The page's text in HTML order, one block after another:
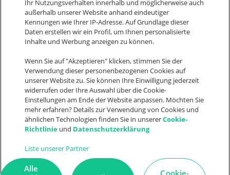
Nimm Kontakt auf
Let's connect
F
a
c
e
b
o
o
k
I
n
s
t
a
g
r
a
L
i
n
k
e
d
i
n
Y
o
u
t
u
b
Suche
© 2026
weclapp
AGB
Datenschutz
Impressum
Cookie
Ihr Nutzungsverhalten innerhalb und möglicherweise auch
außerhalb unserer Website anhand eindeutiger
Kennungen wie Ihrer IP-Adresse. Auf Grundlage dieser
Daten erstellen wir ein Profil, um Ihnen personalisierte
Inhalte und Werbung anzeigen zu können.
Wenn Sie auf "Akzeptieren" klicken, stimmen Sie der
Verwendung dieser personenbezogenen Cookies auf
unserer Website zu. Sie können Ihre Einwilligung jederzeit
widerrufen oder Ihre Auswahl über die Cookie-
Einstellungen am Ende der Website anpassen. Möchten Sie
mehr erfahren? Details zur Verwendung von Cookies und
ähnlichen Technologien finden Sie in unsererCookie-
Richtlinie und Datenschutzerklärung
Liste unserer Partner
Cookie-
Alle